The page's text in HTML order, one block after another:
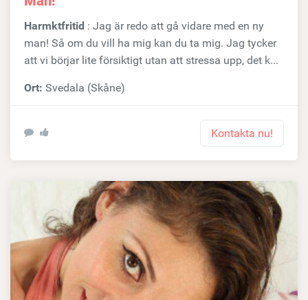
Harmktfritid : Jag är redo att gå vidare med en ny
man! Så om du vill ha mig kan du ta mig. Jag tycker
att vi börjar lite försiktigt utan att stressa upp, det k...
Ort: Svedala (Skåne)
Kontakta nu!